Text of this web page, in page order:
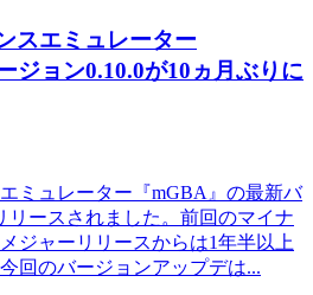
スエミュレーター
ジョン0.10.0が10ヵ月ぶりに
ミュレーター『mGBA』の最新バ
リースされました。前回のマイナ
ジャーリリースからは1年半以上
回のバージョンアップデは...